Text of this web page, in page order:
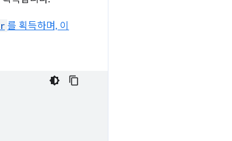
를 획득하며, 이